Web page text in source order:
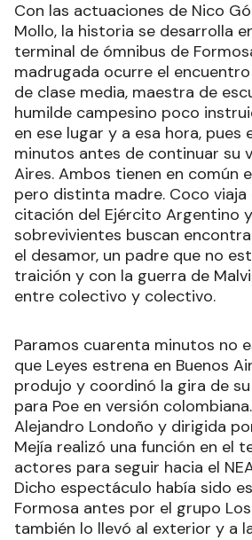
Con las actuaciones de Nico
Mollo, la historia se desarrolla
terminal de ómnibus de
madrugada ocurre el
de clase media, maestra de
humilde campesino poco
en ese lugar y a esa hora,
minutos antes de continuar su
Aires. Ambos tienen en común
pero distinta madre. Coco viaja
citación del Ejército Argentino
sobrevivientes buscan
el desamor, un padre que no
traición y con la guerra de
entre colectivo y colectivo.
Paramos cuarenta minutos no
que Leyes estrena en Buenos
produjo y coordinó la gira de
para Poe en versión
Alejandro Londoño y dirigida
Mejía realizó una función en el
actores para seguir hacia el
Dicho espectáculo había sido
Formosa antes por el grupo
también lo llevó al exterior y a